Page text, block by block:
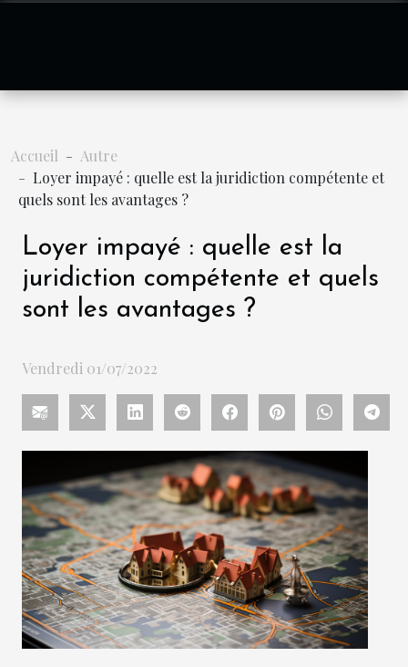
Accueil
Autre
Loyer impayé : quelle est la juridiction compétente et
quels sont les avantages ?
Loyer impayé : quelle est la
juridiction compétente et quels
sont les avantages ?
Vendredi 01/07/2022